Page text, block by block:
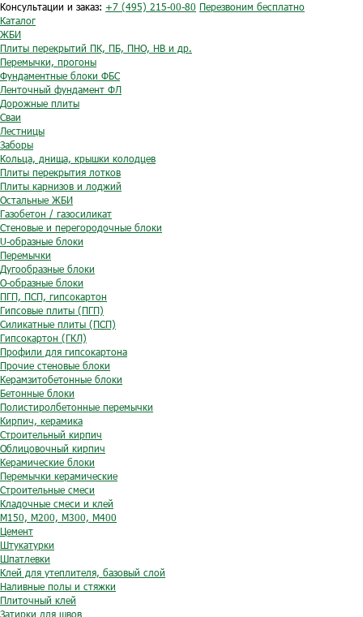
Консультации и заказ: +7 (495) 215-00-80 Перезвоним бесплатно
Каталог
ЖБИ
Плиты перекрытий ПК, ПБ, ПНО, НВ и др.
Перемычки, прогоны
Фундаментные блоки ФБС
Ленточный фундамент ФЛ
Дорожные плиты
Сваи
Лестницы
Заборы
Кольца, днища, крышки колодцев
Плиты перекрытия лотков
Плиты карнизов и лоджий
Остальные ЖБИ
Газобетон / газосиликат
Стеновые и перегородочные блоки
U-образные блоки
Перемычки
Дугообразные блоки
O-образные блоки
ПГП, ПСП, гипсокартон
Гипсовые плиты (ПГП)
Силикатные плиты (ПСП)
Гипсокартон (ГКЛ)
Профили для гипсокартона
Прочие стеновые блоки
Керамзитобетонные блоки
Бетонные блоки
Полистиролбетонные перемычки
Кирпич, керамика
Строительный кирпич
Облицовочный кирпич
Керамические блоки
Перемычки керамические
Строительные смеси
Кладочные смеси и клей
М150, М200, М300, М400
Цемент
Штукатурки
Шпатлевки
Клей для утеплителя, базовый слой
Наливные полы и стяжки
Плиточный клей
Затирки для швов